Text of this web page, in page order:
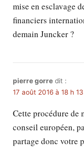
mise en esclavage
financiers
demain Juncker ?
pierre gorre dit :
17 août 2016 à 18 h
Cette procédure de
conseil européen,
partage donc votre